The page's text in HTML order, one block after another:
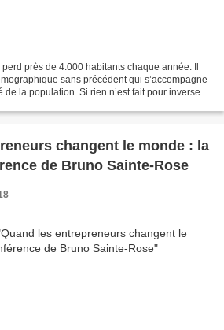
près de 4.000 habitants chaque année. Il
sans précédent qui s’accompagne
la population. Si rien n’est fait pour inverser
changent le monde : la
de Bruno Sainte-Rose